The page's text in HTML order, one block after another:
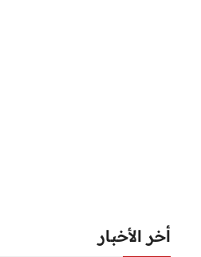
أخر الأخبار